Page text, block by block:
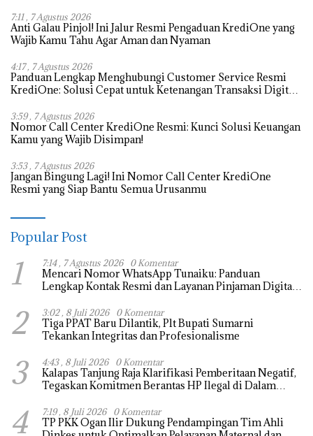
7:11 , 7 Agustus 2026
Anti Galau Pinjol! Ini Jalur Resmi Pengaduan KrediOne yang
Wajib Kamu Tahu Agar Aman dan Nyaman
4:17 , 7 Agustus 2026
Panduan Lengkap Menghubungi Customer Service Resmi
KrediOne: Solusi Cepat untuk Ketenangan Transaksi Digital
3:59 , 7 Agustus 2026
Nomor Call Center KrediOne Resmi: Kunci Solusi Keuangan
Kamu yang Wajib Disimpan!
3:53 , 7 Agustus 2026
Jangan Bingung Lagi! Ini Nomor Call Center KrediOne
Resmi yang Siap Bantu Semua Urusanmu
Popular Post
1 7:14 , 7 Agustus 2026 0 Komentar
Mencari Nomor WhatsApp Tunaiku: Panduan
Lengkap Kontak Resmi dan Layanan Pinjaman Digital
2 3:02 , 8 Juli 2026 0 Komentar
Tiga PPAT Baru Dilantik, Plt Bupati Sumarni
Tekankan Integritas dan Profesionalisme
3 4:43 , 8 Juli 2026 0 Komentar
Kalapas Tanjung Raja Klarifikasi Pemberitaan Negatif,
Tegaskan Komitmen Berantas HP Ilegal di Dalam
4 7:19 , 8 Juli 2026 0 Komentar
TP PKK Ogan Ilir Dukung Pendampingan Tim Ahli